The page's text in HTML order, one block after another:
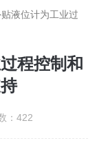
液位计为工业过
程控制和
：422